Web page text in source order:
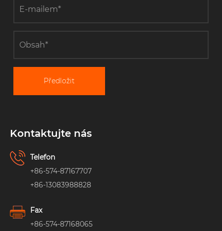
Předložit
Kontaktujte nás
Telefon
+86-574-87167707
+86-13083988828
Fax
+86-574-87168065